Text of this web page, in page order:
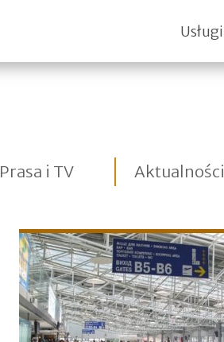
Usługi
Prasa i TV Aktualności